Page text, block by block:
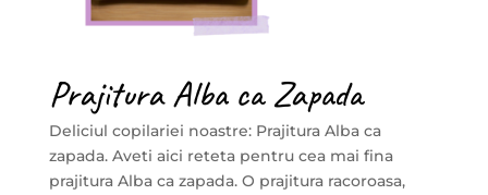
Prajitura Alba ca Zapada
Deliciul copilariei noastre: Prajitura Alba ca
zapada. Aveti aici reteta pentru cea mai fina
prajitura Alba ca zapada. O prajitura racoroasa,